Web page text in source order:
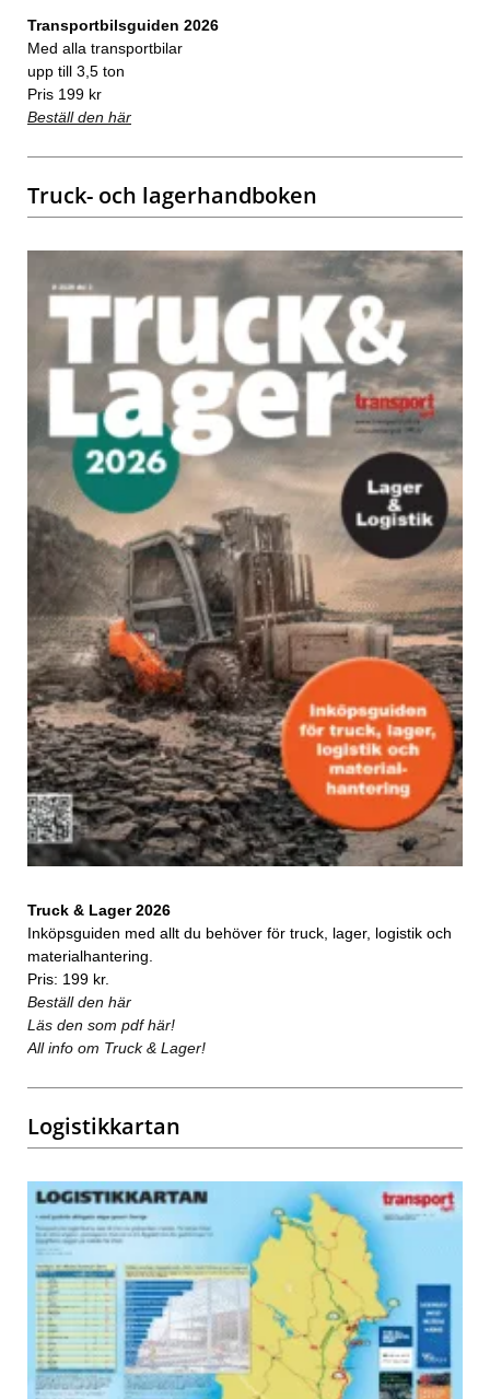
Transportbilsguiden 2026
Med alla transportbilar
upp till 3,5 ton
Pris 199 kr
Beställ den här
Truck- och lagerhandboken
Truck & Lager 2026
Inköpsguiden med allt du behöver för truck, lager, logistik och
materialhantering.
Pris: 199 kr.
Beställ den här
Läs den som pdf här!
All info om Truck & Lager!
Logistikkartan